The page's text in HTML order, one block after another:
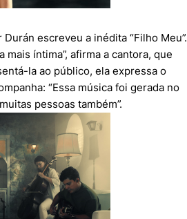
escreveu a inédita “Filho Meu”.
íntima”, afirma a cantora, que
la ao público, ela expressa o
“Essa música foi gerada no
pessoas também”.